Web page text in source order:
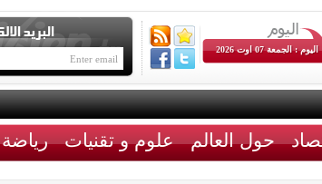
اليوم : الجمعة 07 اوت 2026
حول العالم علوم و تقنيات رياضة